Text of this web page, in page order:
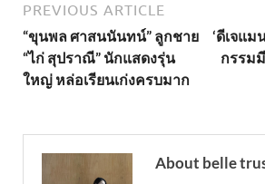
PREVIOUS ARTICLE
“ขุนพล ศาสนนันทน์” ลูกชาย
“ไก่ สุปราณี” นักแสดงรุ่น
ใหญ่ หล่อเรียนเก่งครบมาก
‘ดีเจแ
กรรม
About belle